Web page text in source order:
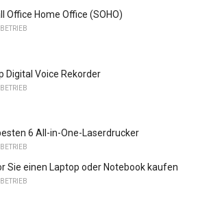
Office Home Office (SOHO)
Digital Voice Rekorder
6 All-in-One-Laserdrucker
Sie einen Laptop oder Notebook kaufen